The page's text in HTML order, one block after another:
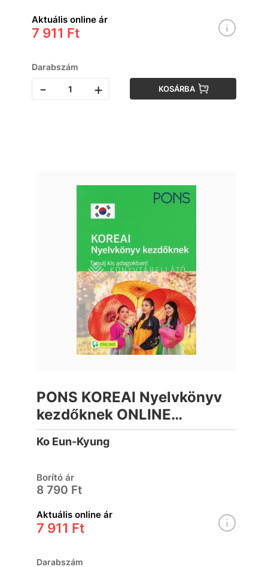
Aktuális online ár
7 911 Ft
Darabszám
- + KOSÁRBA
PONS KOREAI Nyelvkönyv
kezdőknek ONLINE
letölthető hanganyag
Ko Eun-Kyung
Borító ár
8 790 Ft
Aktuális online ár
7 911 Ft
Darabszám